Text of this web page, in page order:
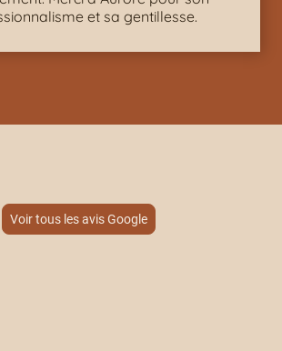
et sa gentillesse.
Voir tous les avis Google